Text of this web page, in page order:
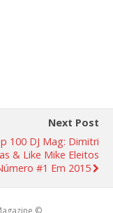
Next Post
100 DJ Mag: Dimitri
& Like Mike Eleitos
#1 Em 2015
©